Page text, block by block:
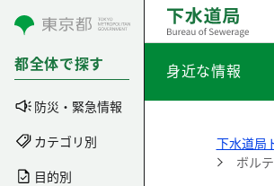
コンテンツにスキップ
都全体で探す
防災・緊急情報
カテゴリ別
目的別
身近な情報
下水道局
ボル